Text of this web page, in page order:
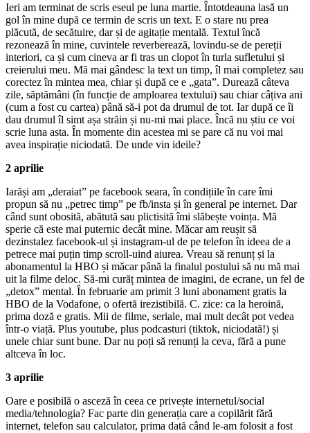
Ieri am terminat de scris eseul pe luna martie. Întotdeauna lasă un
gol în mine după ce termin de scris un text. E o stare nu prea
plăcută, de secătuire, dar și de agitație mentală. Textul încă
rezonează în mine, cuvintele reverberează, lovindu-se de pereții
interiori, ca și cum cineva ar fi tras un clopot în turla sufletului și
creierului meu. Mă mai gândesc la text un timp, îl mai completez sau
corectez în mintea mea, chiar și după ce e „gata”. Durează câteva
zile, săptămâni (în funcție de amploarea textului) sau chiar câțiva ani
(cum a fost cu cartea) până să-i pot da drumul de tot. Iar după ce îi
dau drumul îl simt așa străin și nu-mi mai place. Încă nu știu ce voi
scrie luna asta. În momente din acestea mi se pare că nu voi mai
avea inspirație niciodată. De unde vin ideile?
2 aprilie
Iarăși am „deraiat” pe facebook seara, în condițiile în care îmi
propun să nu „petrec timp” pe fb/insta și în general pe internet. Dar
când sunt obosită, abătută sau plictisită îmi slăbește voința. Mă
sperie că este mai puternic decât mine. Măcar am reușit să
dezinstalez facebook-ul și instagram-ul de pe telefon în ideea de a
petrece mai puțin timp scroll-uind aiurea. Vreau să renunț și la
abonamentul la HBO și măcar până la finalul postului să nu mă mai
uit la filme deloc. Să-mi curăț mintea de imagini, de ecrane, un fel de
„detox” mental. În februarie am primit 3 luni abonament gratis la
HBO de la Vodafone, o ofertă irezistibilă. C. zice: ca la heroină,
prima doză e gratis. Mii de filme, seriale, mai mult decât pot vedea
într-o viață. Plus youtube, plus podcasturi (tiktok, niciodată!) și
unele chiar sunt bune. Dar nu poți să renunți la ceva, fără a pune
altceva în loc.
3 aprilie
Oare e posibilă o asceză în ceea ce privește internetul/social
media/tehnologia? Fac parte din generația care a copilărit fără
internet, telefon sau calculator, prima dată când le-am folosit a fost